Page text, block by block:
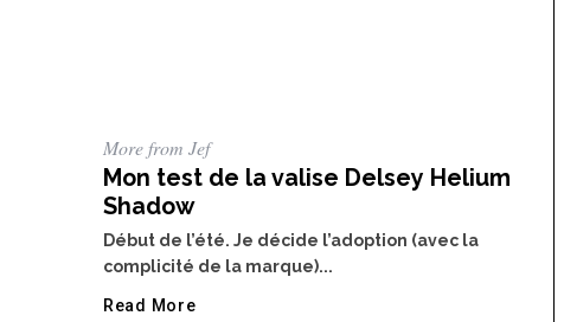
More from Jef
Mon test de la valise Delsey Helium
Shadow
Début de l’été. Je décide l’adoption (avec la
complicité de la marque)...
Read More